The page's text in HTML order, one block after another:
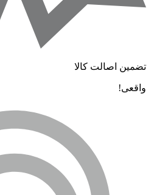
اصالت کالا